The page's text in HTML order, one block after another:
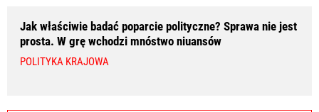
Jak właściwie badać poparcie polityczne? Sprawa nie jest
prosta. W grę wchodzi mnóstwo niuansów
POLITYKA KRAJOWA